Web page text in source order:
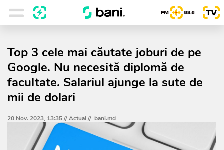
Top 3 cele mai căutate joburi de pe
Google. Nu necesită diplomă de
facultate. Salariul ajunge la sute de
mii de dolari
20 Nov. 2023, 13:35 //Actual// bani.md